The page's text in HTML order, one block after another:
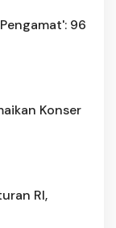
96
Konser
RI,